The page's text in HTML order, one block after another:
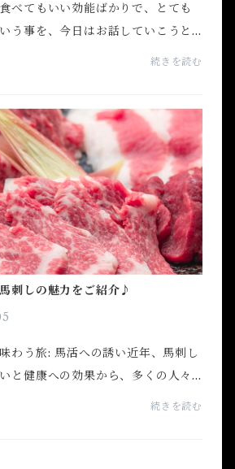
べてもいい効能ばかりで、とても
う事を、今日はお話していこうと
ている中でも、多数の女性の方が
続きを読む
刺しの魅力をご紹介♪
わう旅: 馬活への誘い近年、馬刺し
と健康への効果から、多くの人々
っています。そこで今回は、福岡
続きを読む